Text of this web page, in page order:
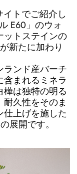
イトでご紹介し
E60」のウォ
ットステインの
新たに加わり
ランド産バーチ
まれるミネラ
は独特の明る
久性をそのま
仕上げを施した
展開です。